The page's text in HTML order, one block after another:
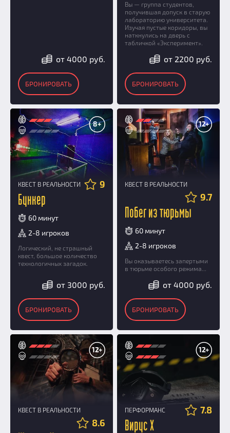
от 4000 руб.
БРОНИРОВАТЬ
Вы — группа студентов,
получившая допуск в старую
лабораторию университета.
Изучая пустые коридоры, вы
наткнулись на дверь с
табличкой «Эксперимент».
от 2200 руб.
БРОНИРОВАТЬ
8+
КВЕСТ В РЕАЛЬНОСТИ 9
Бункер
60 минут
2-8 игроков
Логический, не страшный
квест, большое количество
технологичных загадок.
от 3000 руб.
БРОНИРОВАТЬ
12+
КВЕСТ В РЕАЛЬНОСТИ
9.7
Побег из тюрьмы
60 минут
2-8 игроков
Вы оказываетесь запертыми
в тюрьме особого режима...
от 4000 руб.
БРОНИРОВАТЬ
12+
КВЕСТ В РЕАЛЬНОСТИ
8.6
12+
ПЕРФОРМАНС 7.8
Вирус Х